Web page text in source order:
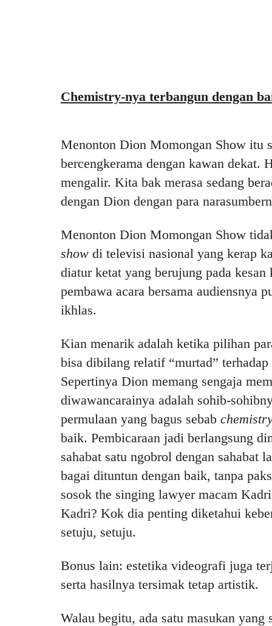
Chemistry-nya terbangun dengan
Menonton Dion Momongan Show itu
bercengkerama dengan kawan dekat.
mengalir. Kita bak merasa sedang
dengan Dion dengan para
Menonton Dion Momongan Show
show di televisi nasional yang kerap
diatur ketat yang berujung pada
pembawa acara bersama audiensnya
ikhlas.
Kian menarik adalah ketika pilihan
bisa dibilang relatif “murtad”
Sepertinya Dion memang sengaja
diwawancarainya adalah sohib-
permulaan yang bagus sebab
baik. Pembicaraan jadi berlangsung
sahabat satu ngobrol dengan sahabat
bagai dituntun dengan baik, tanpa
sosok the singing lawyer macam
Kadri? Kok dia penting diketahui
setuju, setuju.
Bonus lain: estetika videografi juga
serta hasilnya tersimak tetap artistik.
Walau begitu, ada satu masukan